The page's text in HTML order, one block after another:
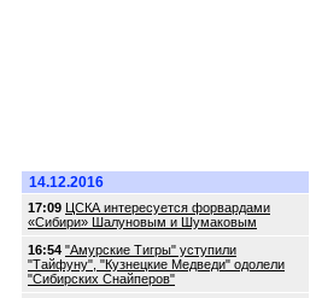
14.12.2016
17:09 ЦСКА интересуется форвардами
«Сибири» Шалуновым и Шумаковым
16:54 "Амурские Тигры" уступили
"Тайфуну", "Кузнецкие Медведи" одолели
"Сибирских Снайперов"